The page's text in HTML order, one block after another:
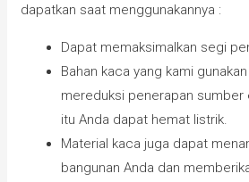
dapatkan saat menggunakannya :
Dapat memaksimalkan segi
Bahan kaca yang kami
mereduksi penerapan sumber
itu Anda dapat hemat listrik.
Material kaca juga dapat
bangunan Anda dan